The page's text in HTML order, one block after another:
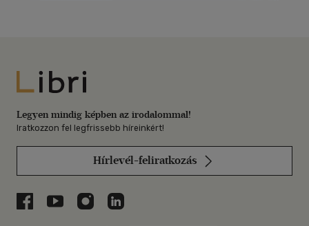
Libri
Legyen mindig képben az irodalommal!
Iratkozzon fel legfrissebb híreinkért!
Hírlevél-feliratkozás
Libri a Facebookon
Libri a Youtube-on
Libri az Instagramon
Libri a LinkedInen